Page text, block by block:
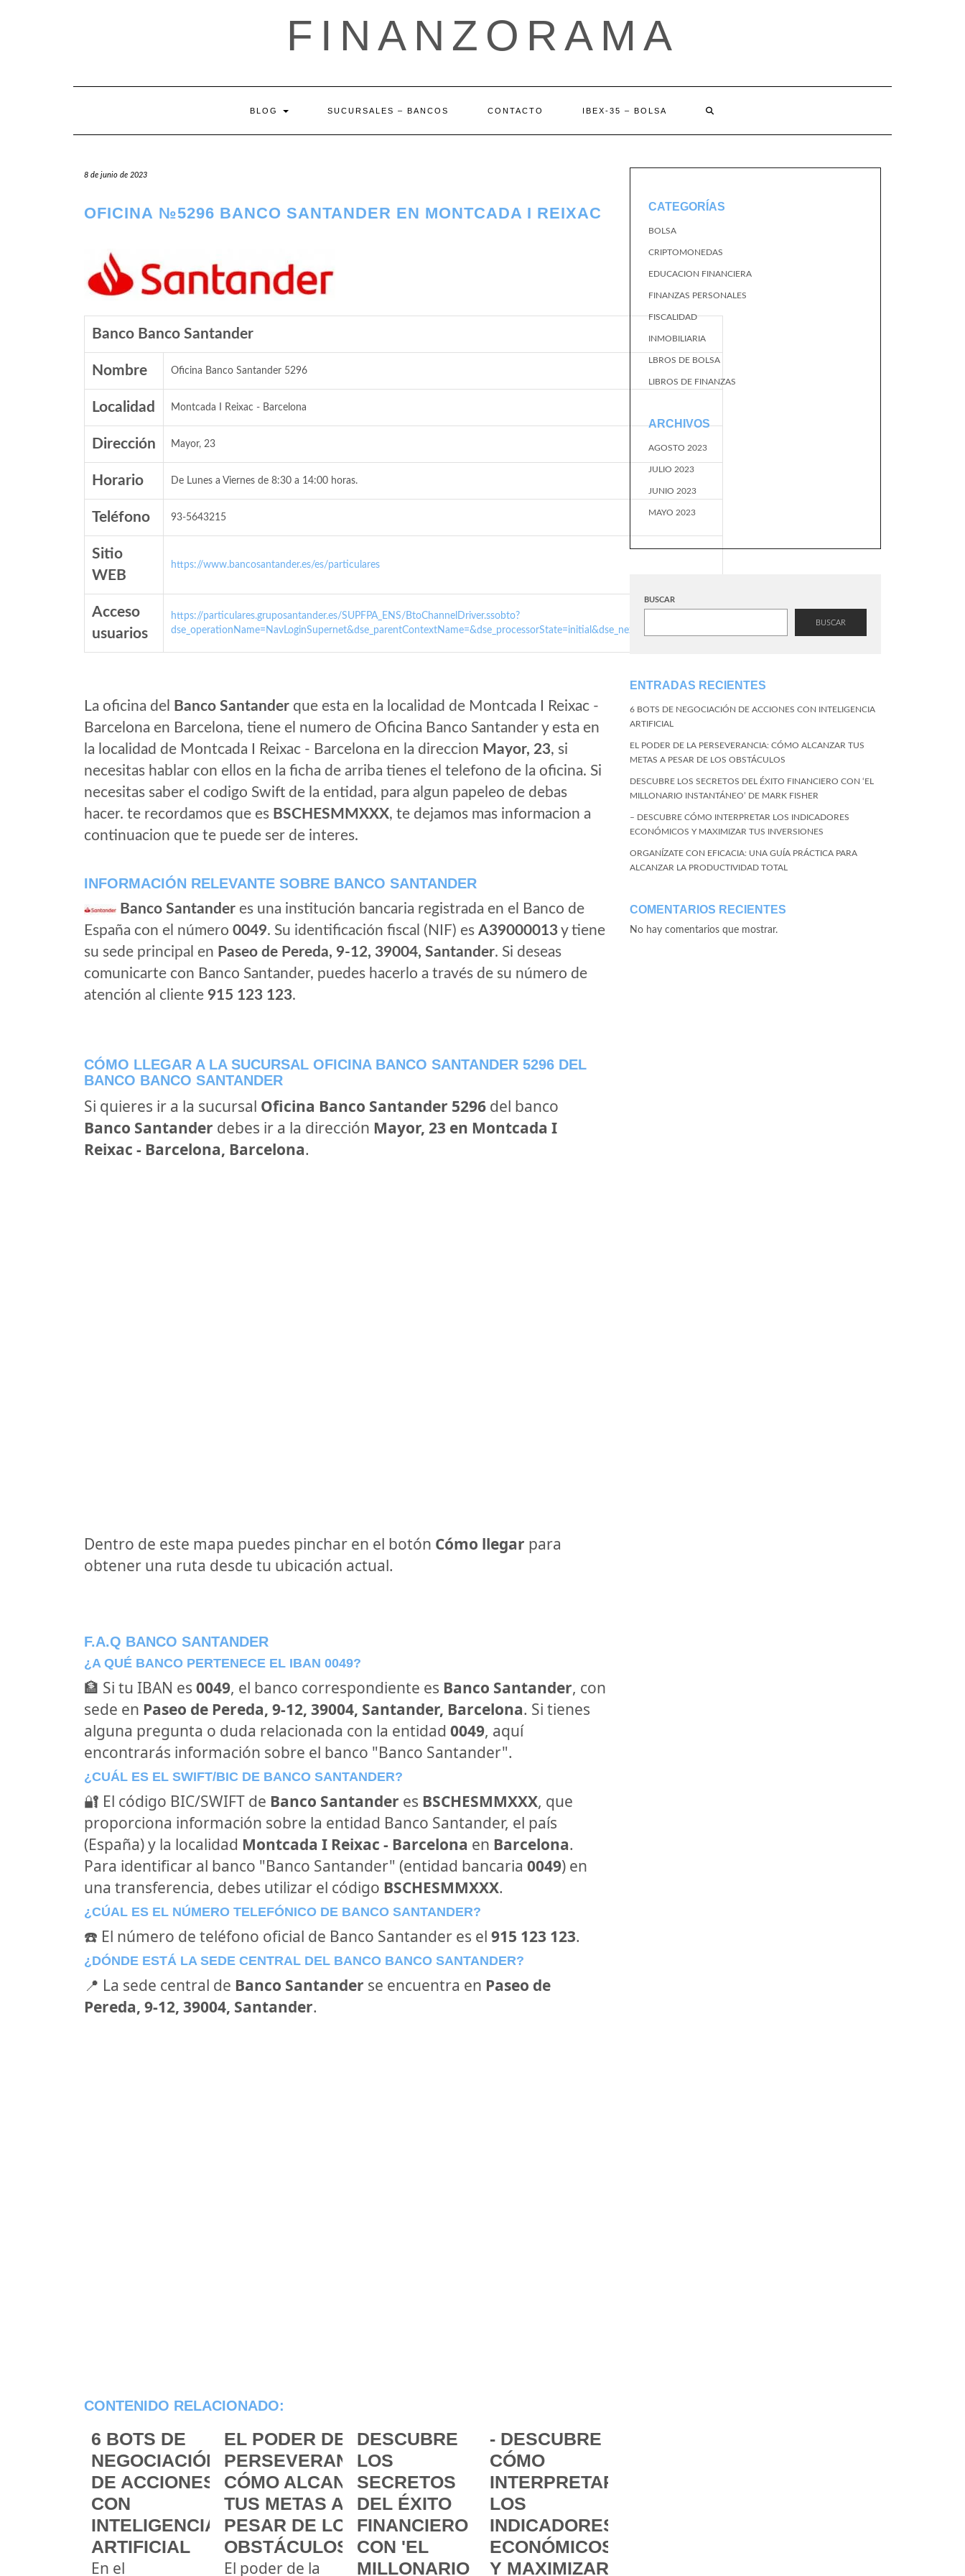
FINANZORAMA
BLOG SUCURSALES – BANCOS CONTACTO IBEX-35 – BOLSA
8 de junio de 2023
OFICINA №5296 BANCO SANTANDER EN MONTCADA I REIXAC
Banco Banco Santander
Nombre Oficina Banco Santander 5296
Localidad Montcada I Reixac - Barcelona
Dirección Mayor, 23
Horario De Lunes a Viernes de 8:30 a 14:00 horas.
Teléfono 93-5643215
Sitio
WEB
https://www.bancosantander.es/es/particulares
Acceso
usuarios
https://particulares.gruposantander.es/SUPFPA_ENS/BtoChannelDriver.ssobto?
dse_operationName=NavLoginSupernet&dse_parentContextName=&dse_processorState=initial&dse_nextEventName=start
La oficina del Banco Santander que esta en la localidad de Montcada I Reixac -
Barcelona en Barcelona, tiene el numero de Oficina Banco Santander y esta en
la localidad de Montcada I Reixac - Barcelona en la direccion Mayor, 23, si
necesitas hablar con ellos en la ficha de arriba tienes el telefono de la oficina. Si
necesitas saber el codigo Swift de la entidad, para algun papeleo de debas
hacer. te recordamos que es BSCHESMMXXX, te dejamos mas informacion a
continuacion que te puede ser de interes.
INFORMACIÓN RELEVANTE SOBRE BANCO SANTANDER
Banco Santander es una institución bancaria registrada en el Banco de
España con el número 0049. Su identificación fiscal (NIF) es A39000013y tiene
su sede principal en Paseo de Pereda, 9-12, 39004, Santander. Si deseas
comunicarte con Banco Santander, puedes hacerlo a través de su número de
atención al cliente 915 123 123.
CÓMO LLEGAR A LA SUCURSAL OFICINA BANCO SANTANDER 5296 DEL
BANCO BANCO SANTANDER
Si quieres ir a la sucursal Oficina Banco Santander 5296 del banco
Banco Santander debes ir a la dirección Mayor, 23 en Montcada I
Reixac - Barcelona, Barcelona.
Dentro de este mapa puedes pinchar en el botón Cómo llegar para
obtener una ruta desde tu ubicación actual.
F.A.Q BANCO SANTANDER
¿A QUÉ BANCO PERTENECE EL IBAN 0049?
🏦 Si tu IBAN es 0049, el banco correspondiente es Banco Santander, con
sede en Paseo de Pereda, 9-12, 39004, Santander, Barcelona. Si tienes
alguna pregunta o duda relacionada con la entidad 0049, aquí
encontrarás información sobre el banco "Banco Santander".
¿CUÁL ES EL SWIFT/BIC DE BANCO SANTANDER?
🔐 El código BIC/SWIFT de Banco Santander es BSCHESMMXXX, que
proporciona información sobre la entidad Banco Santander, el país
(España) y la localidad Montcada I Reixac - Barcelona en Barcelona.
Para identificar al banco "Banco Santander" (entidad bancaria 0049) en
una transferencia, debes utilizar el código BSCHESMMXXX.
¿CÚAL ES EL NÚMERO TELEFÓNICO DE BANCO SANTANDER?
☎️ El número de teléfono oficial de Banco Santander es el 915 123 123.
¿DÓNDE ESTÁ LA SEDE CENTRAL DEL BANCO BANCO SANTANDER?
📍 La sede central de Banco Santander se encuentra en Paseo de
Pereda, 9-12, 39004, Santander.
CONTENIDO RELACIONADO:
6 BOTS DE
NEGOCIACIÓN
DE ACCIONES
CON
INTELIGENCIA
ARTIFICIAL
En el
EL PODER DE LA
PERSEVERANCIA:
CÓMO ALCANZAR
TUS METAS A
PESAR DE LOS
OBSTÁCULOS
El poder de la
DESCUBRE
LOS
SECRETOS
DEL ÉXITO
FINANCIERO
CON 'EL
MILLONARIO
- DESCUBRE
CÓMO
INTERPRETAR
LOS
INDICADORES
ECONÓMICOS
Y MAXIMIZAR
CATEGORÍAS
BOLSA
CRIPTOMONEDAS
EDUCACION FINANCIERA
FINANZAS PERSONALES
FISCALIDAD
INMOBILIARIA
LBROS DE BOLSA
LIBROS DE FINANZAS
ARCHIVOS
AGOSTO 2023
JULIO 2023
JUNIO 2023
MAYO 2023
BUSCAR
BUSCAR
ENTRADAS RECIENTES
6 BOTS DE NEGOCIACIÓN DE ACCIONES CON INTELIGENCIA
ARTIFICIAL
EL PODER DE LA PERSEVERANCIA: CÓMO ALCANZAR TUS
METAS A PESAR DE LOS OBSTÁCULOS
DESCUBRE LOS SECRETOS DEL ÉXITO FINANCIERO CON ‘EL
MILLONARIO INSTANTÁNEO’ DE MARK FISHER
– DESCUBRE CÓMO INTERPRETAR LOS INDICADORES
ECONÓMICOS Y MAXIMIZAR TUS INVERSIONES
ORGANÍZATE CON EFICACIA: UNA GUÍA PRÁCTICA PARA
ALCANZAR LA PRODUCTIVIDAD TOTAL
COMENTARIOS RECIENTES
No hay comentarios que mostrar.